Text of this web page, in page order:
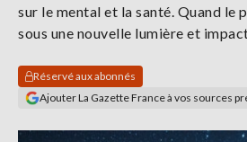
S'abonner
sur le mental et la santé. Quand le
sous une nouvelle lumière et
Réservé aux abonnés
Ajouter La Gazette France à vos sources